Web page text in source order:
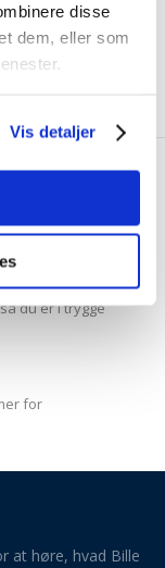
disse
dem, eller som
Vis detaljer
du er i trygge
for
at høre, hvad Bille